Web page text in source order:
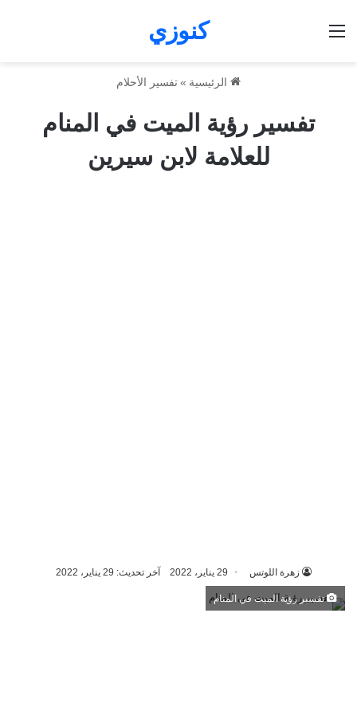
كنوزي
الرئيسية »تفسير الأحلام
تفسير رؤية الميت في المنام
للعلامة لابن سيرين
زهرة اللوتس 29 يناير، 2022 آخر تحديث: 29 يناير، 2022
تفسير رؤية الميت في المنام